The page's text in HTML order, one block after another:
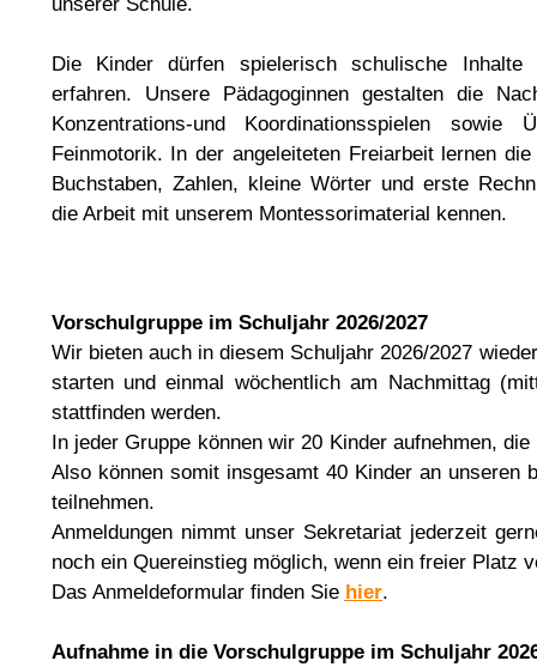
Die Kinder dürfen spielerisch schulische Inhalte
erfahren. Unsere Pädagoginnen gestalten die
Konzentrations-und Koordinationsspielen sowie
Feinmotorik. In der angeleiteten Freiarbeit lernen
Buchstaben, Zahlen, kleine Wörter und erste
die Arbeit mit unserem Montessorimaterial kennen.
Vorschulgruppe im Schuljahr 2026/2027
Wir bieten auch in diesem Schuljahr 2026/2027
starten und einmal wöchentlich am Nachmittag
stattfinden werden.
In jeder Gruppe können wir 20 Kinder aufnehmen,
Also können somit insgesamt 40 Kinder an unseren
teilnehmen.
Anmeldungen nimmt unser Sekretariat jederzeit
noch ein Quereinstieg möglich, wenn ein freier Platz
Das Anmeldeformular finden Sie hier.
Aufnahme in die Vorschulgruppe im Schuljahr